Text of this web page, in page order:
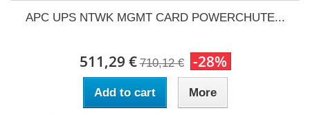
APC UPS NTWK MGMT CARD POWERCHUTE...
511,29 € 710,12 € -28%
Add to cart More